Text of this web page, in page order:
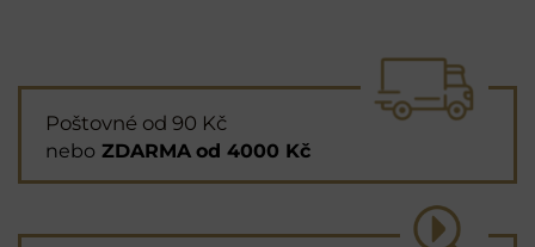
Poštovné od 90 Kč
nebo ZDARMA od 4000 Kč